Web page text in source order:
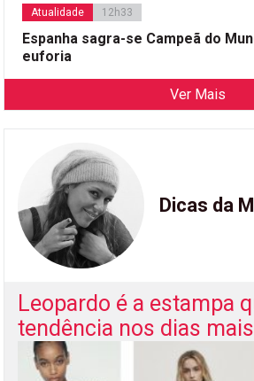
Atualidade 12h33
Espanha sagra-se Campeã do
euforia
Ver Mais
Dicas da
Leopardo é a estampa
tendência nos dias